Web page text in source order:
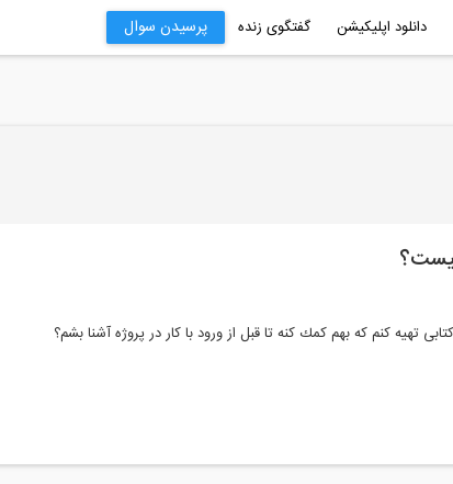
دانلود اپلیکیشن گفتگوی زنده پرسیدن سوال
کنم که بهم كمك کنه تا قبل از ورود با کار در پروژه آشنا بشم؟